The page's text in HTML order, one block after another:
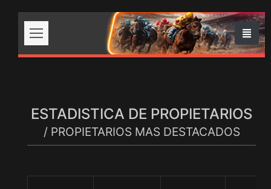
ESTADISTICA DE PROPIETARIOS
/ PROPIETARIOS MAS DESTACADOS